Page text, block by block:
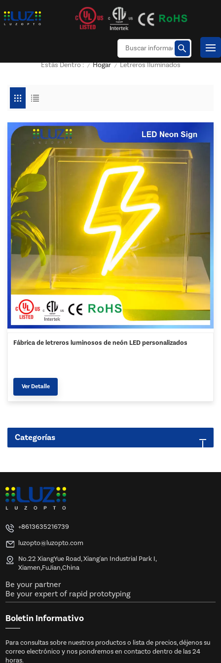
Estás Dentro : / Hogar / Letreros Iluminados
Fábrica de letreros luminosos de neón LED personalizados
Ver Detalle
Categorías
+8613635216739
luzopto@luzopto.com
No.22 XiangYue Road, Xiang'an Industrial Park I,
Xiamen,FuJian,China
Be your partner
Be your expert of rapid prototyping
Boletin Informativo
Para consultas sobre nuestros productos o lista de precios, déjenos su
correo electrónico y nos pondremos en contacto dentro de las 24
horas.